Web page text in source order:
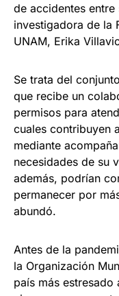
de accidentes
investigadora de la
UNAM, Erika
Se trata del
que recibe un
permisos para
cuales contribuyen
mediante
necesidades de su
además, podrían
permanecer por
abundó.
Antes de la
la Organización
país más